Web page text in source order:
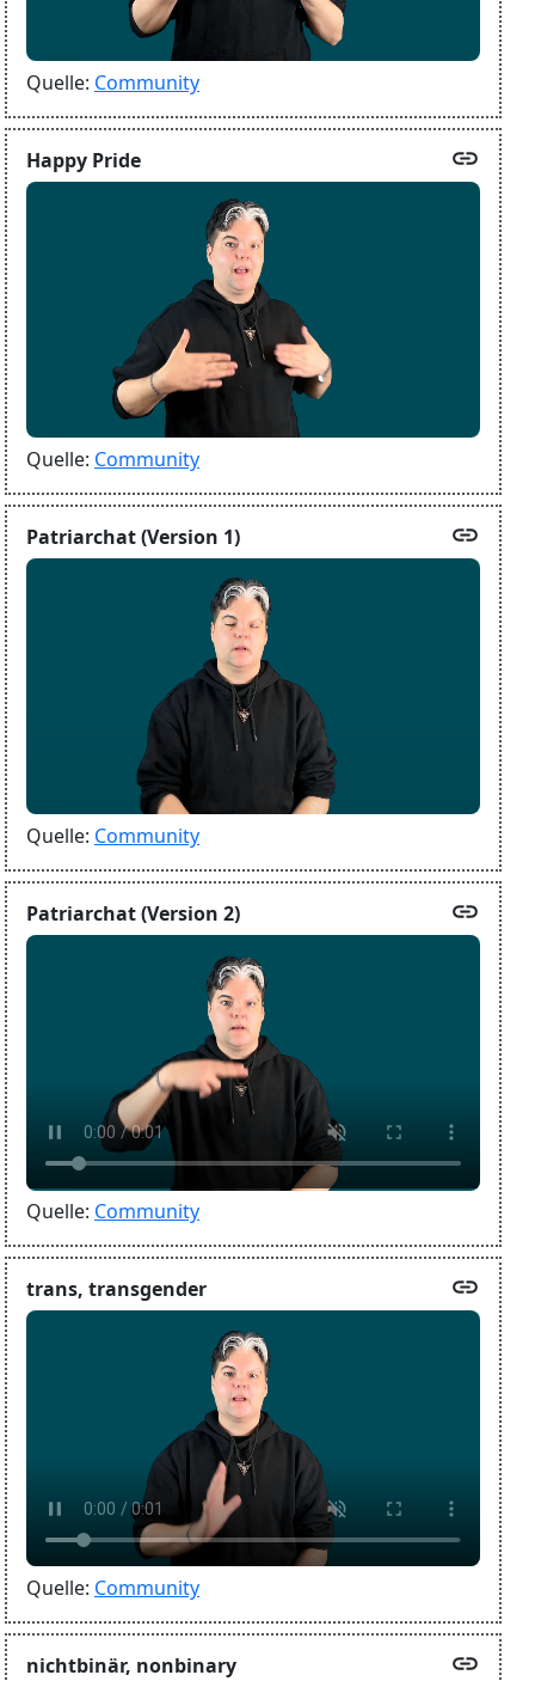
Quelle: Community
Happy Pride link
Quelle: Community
Patriarchat (Version 1) link
Quelle: Community
Patriarchat (Version 2) link
Quelle: Community
trans, transgender link
Quelle: Community
nichtbinär, nonbinary link